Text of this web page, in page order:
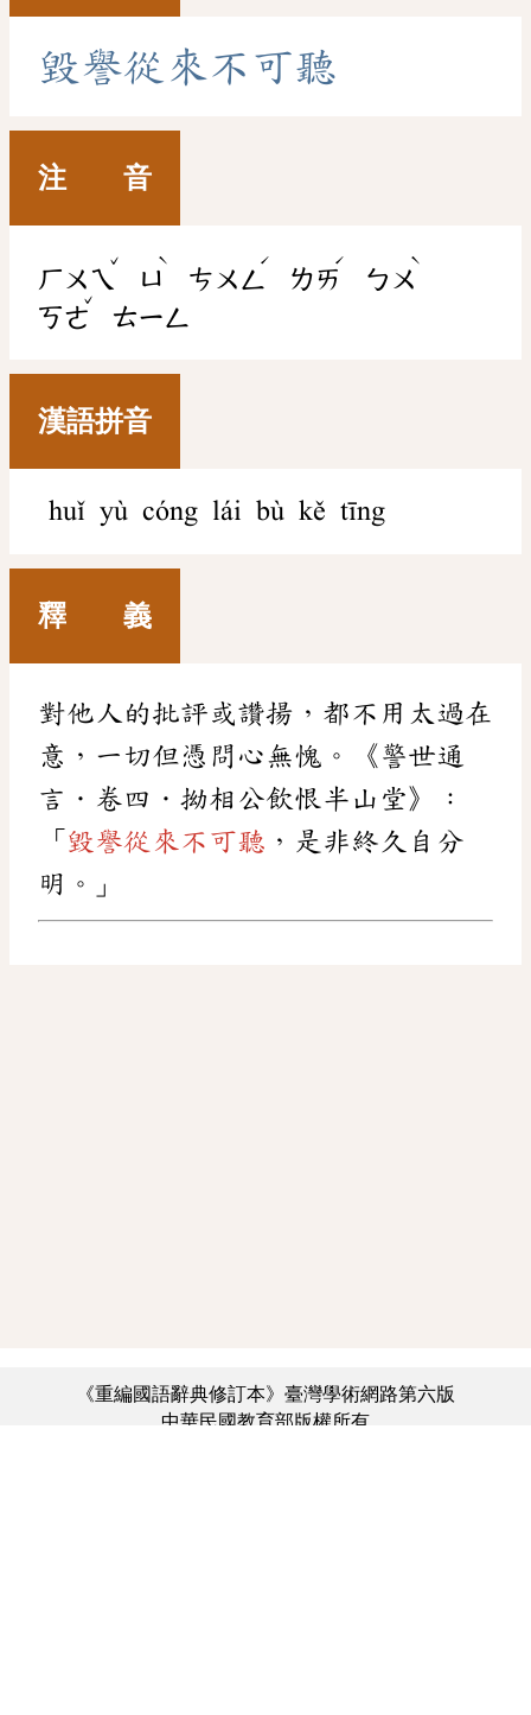
毀譽從 來不 可聽
注 音
ㄏㄨㄟ
ˇ
ㄩ
ˋ
ㄘㄨㄥ
ˊ
ㄌㄞ
ˊ
ㄅㄨ
ˋ
ㄎㄜ
ˇ
ㄊㄧㄥ
漢語拼音
huǐ yù cóng lái bù kě tīng
釋 義
對他人的批評或讚揚，都不用太過在
意，一切但憑問心無愧。《警世通
言．卷四．拗相公飲恨半山堂》：
「 毀譽從來不可聽 ，是非終久自分
明。」
《重編國語辭典修訂本》臺灣學術網路第六版
中華民國教育部版權所有